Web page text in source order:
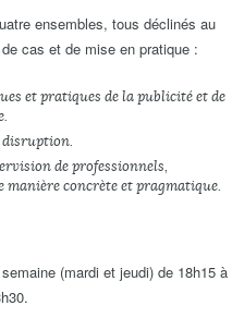
ensembles, tous déclinés au
cas et de mise en pratique :
et pratiques de la publicité et de
de professionnels,
manière concrète et pragmatique.
(mardi et jeudi) de 18h15 à